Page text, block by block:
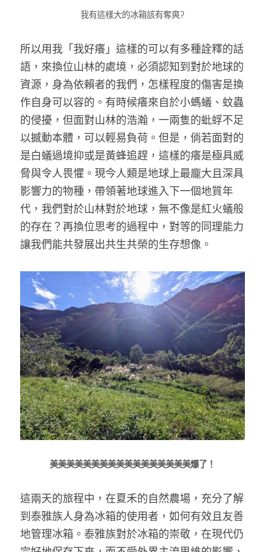
我有這樣大的冰箱該有奪爽?
所以用我「我好癢」這樣的可以有多種詮釋的話
語，來換位山林的處境，必須認知到對於地球的
資源，身為依賴者的我們，怎樣程度的傷害是換
作自身可以容的。有時候癢來自於小螞蟻、蚊蟲
的侵擾，但面對山林的浩瀚，一兩隻的蚍蜉不足
以撼動本體，可以輕易負荷。但是，倘若面對的
是白蟻過境抑或是黃蜂追趕，這樣的癢是極具威
脅與令人畏懼。現今人類是地球上最龐大且深具
影響力的物種，帶領著地球進入下一個地質年
代，我們對於山林對於地球，無不像是紅火蟻般
的存在？再換位思考的過程中，對等的同理能力
讓我們能共發展出共生共榮的生存想像。
美美美美美美美美美美美美美美美美美爆了！
這兩天的旅程中，在夏禾的自然農場，充分了解
到泰雅族人身為冰箱的使用者，如何有效且友善
地管理冰箱。泰雅族對於冰箱的崇敬，在現代仍